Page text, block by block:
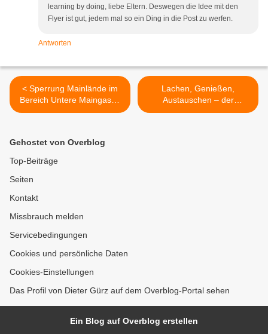
learning by doing, liebe Eltern. Deswegen die Idee mit den
Flyer ist gut, jedem mal so ein Ding in die Post zu werfen.
Antworten
< Sperrung Mainlände im
Bereich Untere Maingasse
am Montag, 17. März
Lachen, Genießen,
Austauschen – der
Nachbarschafts-Hilfe-Treff
Gehostet von Overblog
Top-Beiträge
Seiten
Kontakt
Missbrauch melden
Servicebedingungen
Cookies und persönliche Daten
Cookies-Einstellungen
Das Profil von Dieter Gürz auf dem Overblog-Portal sehen
Ein Blog auf Overblog erstellen